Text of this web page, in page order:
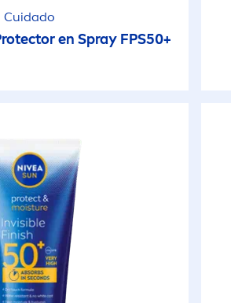
Cuidado
or en Spray FPS50+